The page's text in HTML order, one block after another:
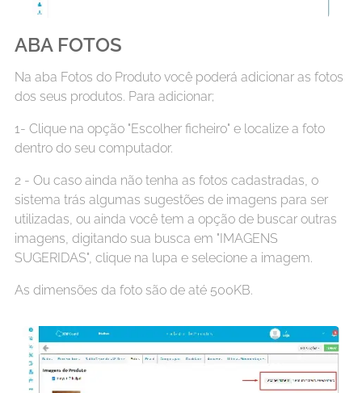
ABA FOTOS
Na aba Fotos do Produto você poderá adicionar as fotos
dos seus produtos. Para adicionar;
1- Clique na opção "Escolher ficheiro" e localize a foto
dentro do seu computador.
2 - Ou caso ainda não tenha as fotos cadastradas, o
sistema trás algumas sugestões de imagens para ser
utilizadas, ou ainda você tem a opção de buscar outras
imagens, digitando sua busca em "IMAGENS
SUGERIDAS", clique na lupa e selecione a imagem.
As dimensões da foto são de até 500KB.